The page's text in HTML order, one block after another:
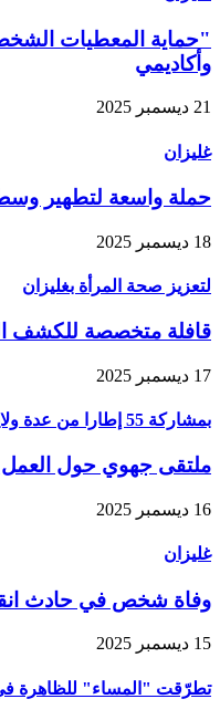
"حماية المعطيات
وأكاديمي
21 ديسمبر 2025
غليزان
حملة واسعة لتطهير وسط
18 ديسمبر 2025
لتعزيز صحة المرأة بغليزان
قافلة متخصصة للكشف
17 ديسمبر 2025
بمشاركة 55 إطارا من عدة ولايات
ملتقى جهوي حول العمل
16 ديسمبر 2025
غليزان
وفاة شخص في حادث
15 ديسمبر 2025
تطرّقت "المساء" للظاهرة